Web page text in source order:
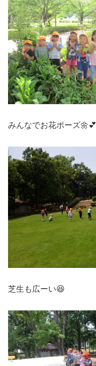
みんなでお花ポーズ🌼💕
芝生も広ーい😆